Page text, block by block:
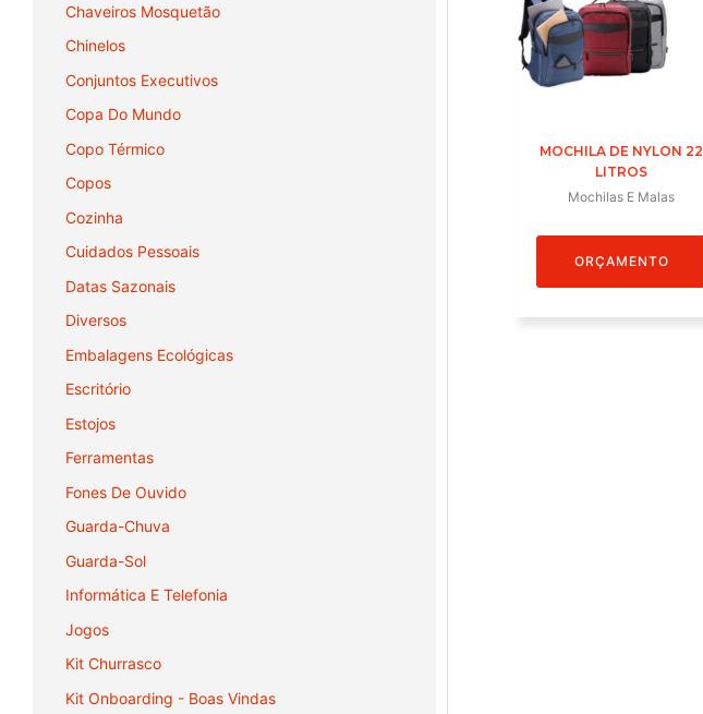
Chaveiros Mosquetão
Chinelos
Conjuntos Executivos
Copa Do Mundo
Copo Térmico
Copos
Cozinha
Cuidados Pessoais
Datas Sazonais
Diversos
Embalagens Ecológicas
Escritório
Estojos
Ferramentas
Fones De Ouvido
Guarda-Chuva
Guarda-Sol
Informática E Telefonia
Jogos
Kit Churrasco
Kit Onboarding - Boas Vindas
MOCHILA DE NYLON 22
LITROS
Mochilas E Malas
ORÇAMENTO